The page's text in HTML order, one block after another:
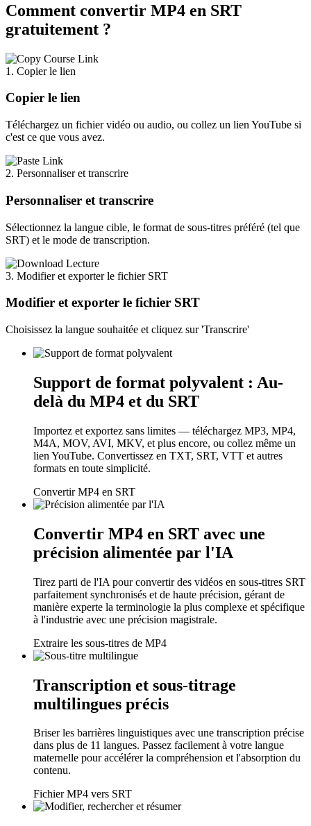
Comment convertir MP4 en SRT
gratuitement ?
1. Copier le lien
Copier le lien
Téléchargez un fichier vidéo ou audio, ou collez un lien YouTube si
c'est ce que vous avez.
2. Personnaliser et transcrire
Personnaliser et transcrire
Sélectionnez la langue cible, le format de sous-titres préféré (tel que
SRT) et le mode de transcription.
3. Modifier et exporter le fichier SRT
Modifier et exporter le fichier SRT
Choisissez la langue souhaitée et cliquez sur 'Transcrire'
Support de format polyvalent : Au-
delà du MP4 et du SRT
Importez et exportez sans limites — téléchargez MP3, MP4,
M4A, MOV, AVI, MKV, et plus encore, ou collez même un
lien YouTube. Convertissez en TXT, SRT, VTT et autres
formats en toute simplicité.
Convertir MP4 en SRT
Convertir MP4 en SRT avec une
précision alimentée par l'IA
Tirez parti de l'IA pour convertir des vidéos en sous-titres SRT
parfaitement synchronisés et de haute précision, gérant de
manière experte la terminologie la plus complexe et spécifique
à l'industrie avec une précision magistrale.
Extraire les sous-titres de MP4
Transcription et sous-titrage
multilingues précis
Briser les barrières linguistiques avec une transcription précise
dans plus de 11 langues. Passez facilement à votre langue
maternelle pour accélérer la compréhension et l'absorption du
contenu.
Fichier MP4 vers SRT